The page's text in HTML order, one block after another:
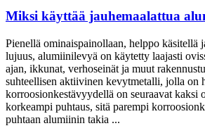
Miksi käyttää jauhemaalattua
Pienellä ominaispainollaan, helppo käsitellä
lujuus, alumiinilevyä on käytetty laajasti
ajan, ikkunat, verhoseinät ja muut
suhteellisen aktiivinen kevytmetalli, jolla on
korroosionkestävyydellä on seuraavat kaksi
korkeampi puhtaus, sitä parempi
puhtaan alumiinin takia ...